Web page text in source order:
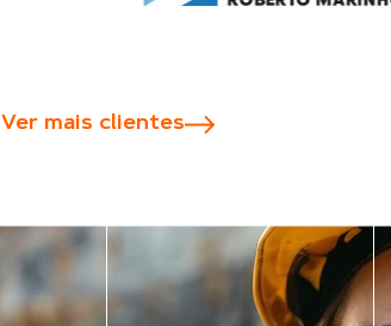
Ver mais clientes